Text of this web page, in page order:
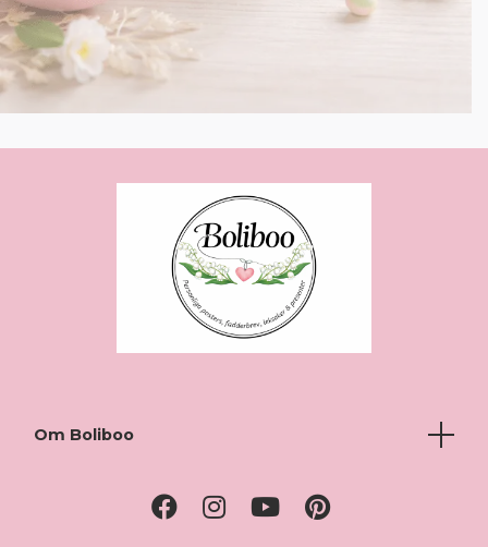
Om Boliboo